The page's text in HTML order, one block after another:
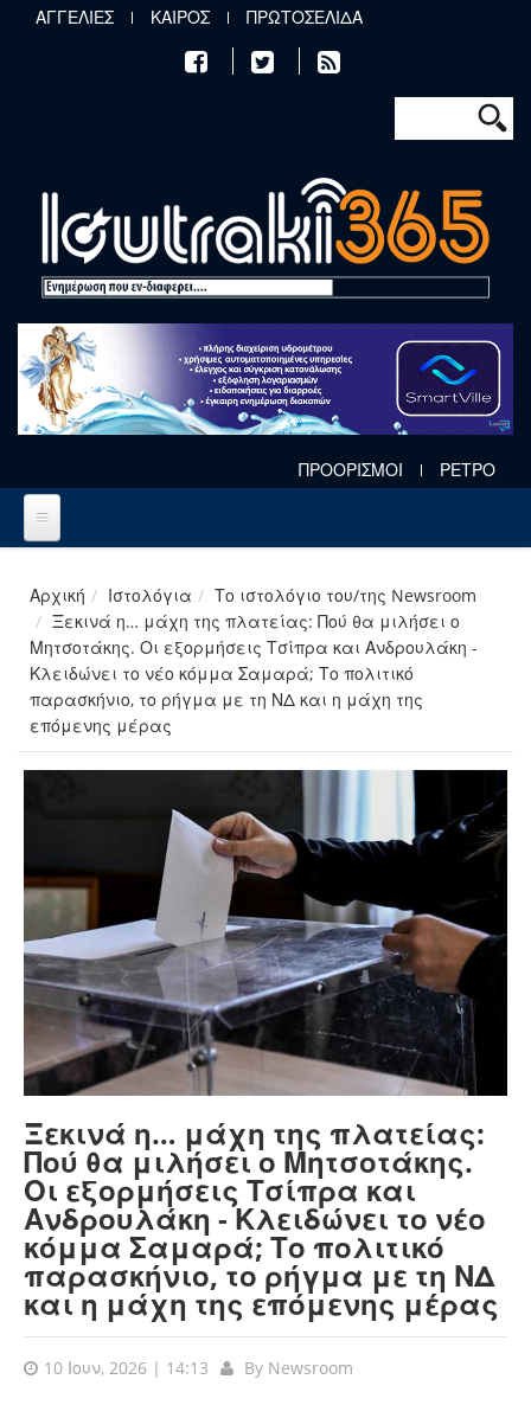
Παράκαμψη προς το κυρίως περιεχόμενο
ΑΓΓΕΛΙΕΣ ΚΑΙΡΟΣ ΠΡΩΤΟΣΕΛΙΔΑ
Φόρμα
Αναζήτηση
ΠΡΟΟΡΙΣΜΟΙ ΡΕΤΡΟ
Αρχική Ιστολόγια
Το ιστολόγιο του/της Newsroom
Ξεκινά η… μάχη της πλατείας: Πού θα μιλήσει ο
Μητσοτάκης. Οι εξορμήσεις Τσίπρα και Ανδρουλάκη -
Κλειδώνει το νέο κόμμα Σαμαρά; Το πολιτικό
παρασκήνιο, το ρήγμα με τη ΝΔ και η μάχη της
επόμενης μέρας
Ξεκινά η… μάχη της πλατείας:
Πού θα μιλήσει ο Μητσοτάκης.
Οι εξορμήσεις Τσίπρα και
Ανδρουλάκη - Κλειδώνει το νέο
κόμμα Σαμαρά; Το πολιτικό
παρασκήνιο, το ρήγμα με τη ΝΔ
και η μάχη της επόμενης μέρας
10 Ιουν, 2026 | 14:13 By Newsroom